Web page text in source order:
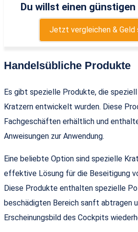
Du willst einen
Jetzt vergleichen & Geld
Handelsübliche Produkte
Es gibt spezielle Produkte, die
Kratzern entwickelt wurden. Diese
Fachgeschäften erhältlich und
Anweisungen zur Anwendung.
Eine beliebte Option sind spezielle
effektive Lösung für die Beseitigung
Diese Produkte enthalten spezielle
beschädigten Bereich sanft abtragen
Erscheinungsbild des Cockpits